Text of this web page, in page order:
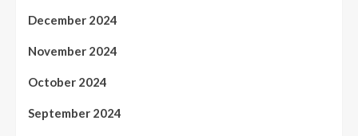
December 2024
November 2024
October 2024
September 2024